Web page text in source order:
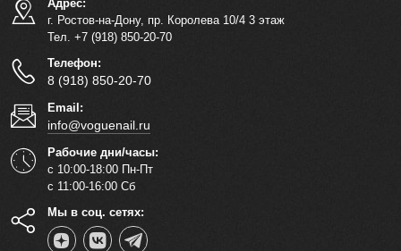
Адрес:
г. Ростов-на-Дону, пр. Королева 10/4 3 этаж
Тел. +7 (918) 850-20-70
Телефон:
8 (918) 850-20-70
Email:
info@voguenail.ru
Рабочие дни/часы:
с 10:00-18:00 Пн-Пт
с 11:00-16:00 Сб
Мы в соц. сетях: